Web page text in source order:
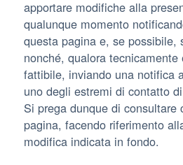
apportare modifiche alla
qualunque momento
questa pagina e, se possibile,
nonché, qualora
fattibile, inviando una notifica
uno degli estremi di contatto
Si prega dunque di consultare
pagina, facendo riferimento
modifica indicata in fondo.